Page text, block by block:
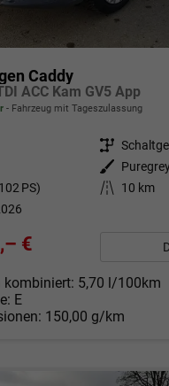
Caddy
ACC Kam GV5 App
Fahrzeug mit Tageszulassung
Getriebe
Außenfarbe
PS) Kilometerstand
10 km
€
kombiniert: 5,70 l/100km
E
150,00 g/km